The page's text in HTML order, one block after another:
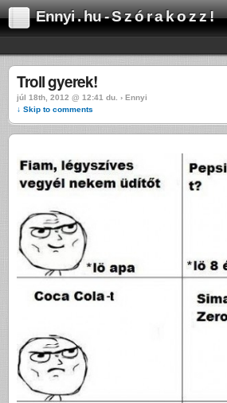
Ennyi . hu - S z ó r a k o z z !
Troll gyerek!
júl 18th, 2012 @ 12:41 du. › Ennyi
↓ Skip to comments